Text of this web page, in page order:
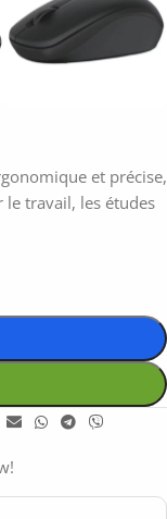
et précise,
le travail, les études